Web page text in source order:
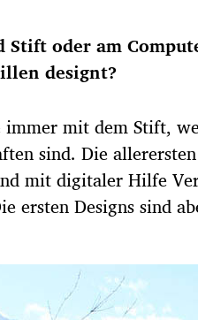
Stift oder am
designt?
mit dem Stift,
sind. Die
mit digitaler Hilfe
ersten Designs sind